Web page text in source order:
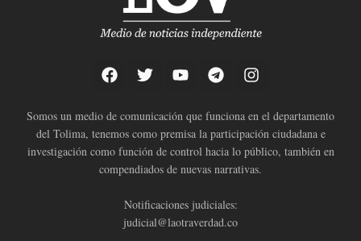
Somos un medio de comunicación que funciona en el departamento
del Tolima, tenemos como premisa la participación ciudadana e
investigación como función de control hacia lo público, también en
compendiados de nuevas narrativas.
Notificaciones judiciales:
judicial@laotraverdad.co